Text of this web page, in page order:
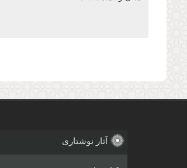
آثار نوشتاری